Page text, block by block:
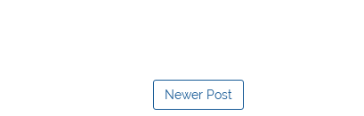
Newer Post